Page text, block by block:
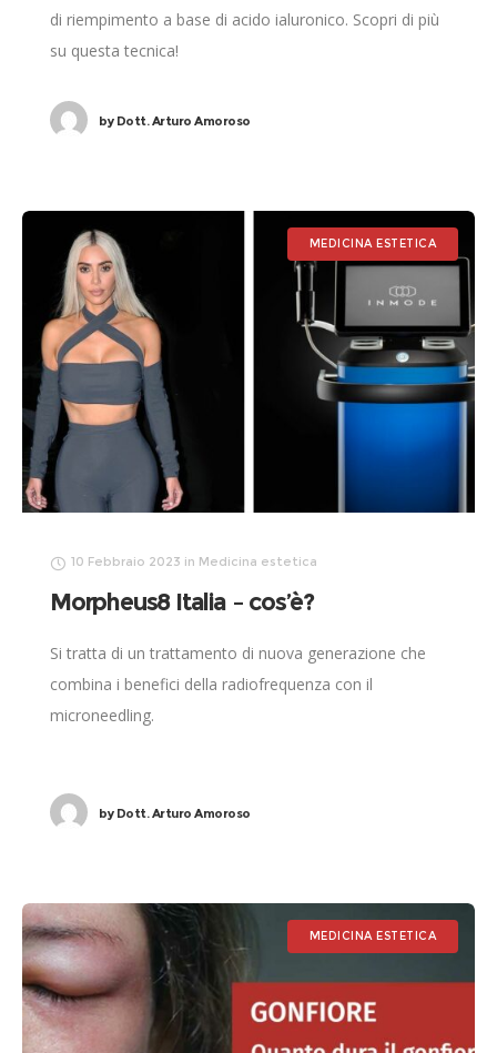
di riempimento a base di acido ialuronico. Scopri di più
su questa tecnica!
byDott. Arturo Amoroso
MEDICINA ESTETICA
10 Febbraio 2023 in Medicina estetica
Morpheus8 Italia – cos’è?
Si tratta di un trattamento di nuova generazione che
combina i benefici della radiofrequenza con il
microneedling.
byDott. Arturo Amoroso
MEDICINA ESTETICA